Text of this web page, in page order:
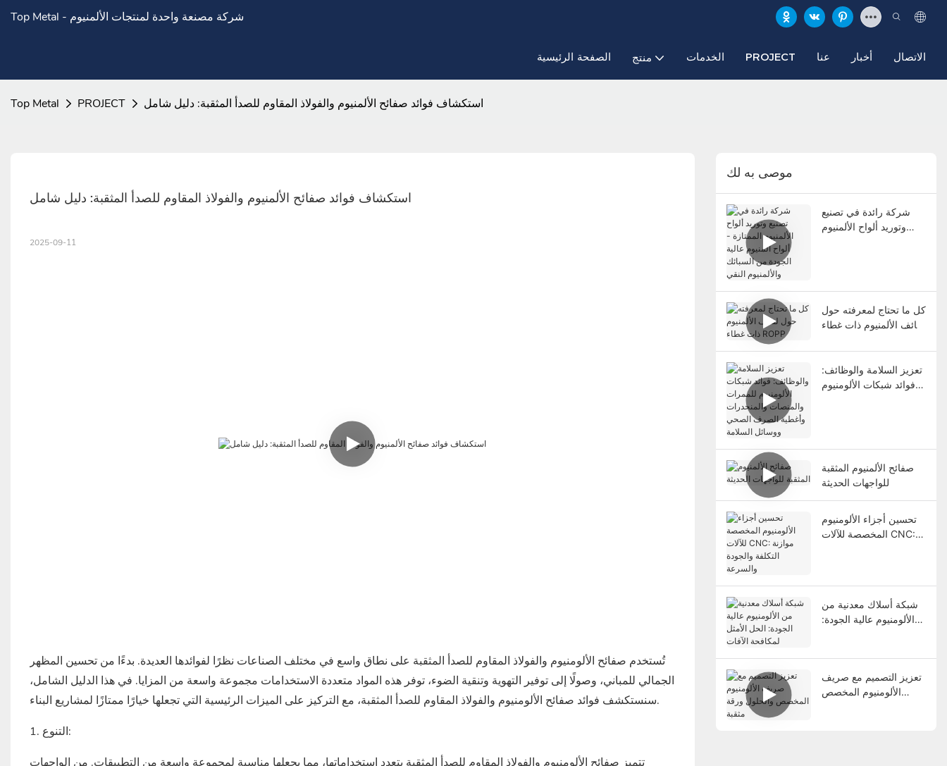
Top Metal - شركة مصنعة واحدة لمنتجات الألمنيوم
الصفحة الرئيسية منتج الخدمات PROJECT عنا أخبار الاتصال
Top Metal PROJECT استكشاف فوائد صفائح الألمنيوم والفولاذ المقاوم للصدأ المثقبة: دليل شامل
استكشاف فوائد صفائح الألمنيوم والفولاذ المقاوم للصدأ المثقبة: دليل شامل
2025-09-11
تُستخدم صفائح الألومنيوم والفولاذ المقاوم للصدأ المثقبة على نطاق واسع في مختلف الصناعات نظرًا لفوائدها العديدة. بدءًا من تحسين المظهر
الجمالي للمباني، وصولًا إلى توفير التهوية وتنقية الضوء، توفر هذه المواد متعددة الاستخدامات مجموعة واسعة من المزايا. في هذا الدليل الشامل،
سنستكشف فوائد صفائح الألومنيوم والفولاذ المقاوم للصدأ المثقبة، مع التركيز على الميزات الرئيسية التي تجعلها خيارًا ممتازًا لمشاريع البناء.
1. التنوع:
تتميز صفائح الألومنيوم والفولاذ المقاوم للصدأ المثقبة بتعدد استخداماتها، مما يجعلها مناسبة لمجموعة واسعة من التطبيقات. من الواجهات
موصى به لك
شركة رائدة في تصنيع
وتوريد ألواح الألمنيوم
كل ما تحتاج لمعرفته حول
لفائف الألمنيوم ذات غطاء
تعزيز السلامة والوظائف:
فوائد شبكات الألومنيوم
صفائح الألمنيوم المثقبة
للواجهات الحديثة
تحسين أجزاء الألومنيوم
المخصصة للآلات CNC:
شبكة أسلاك معدنية من
الألومنيوم عالية الجودة:
تعزيز التصميم مع صريف
الألومنيوم المخصص